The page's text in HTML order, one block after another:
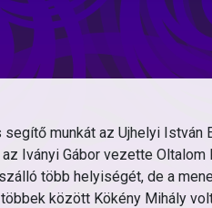
munkát az Ujhelyi
Iványi Gábor vezette
több helyiségét, de a
között Kökény Mihály